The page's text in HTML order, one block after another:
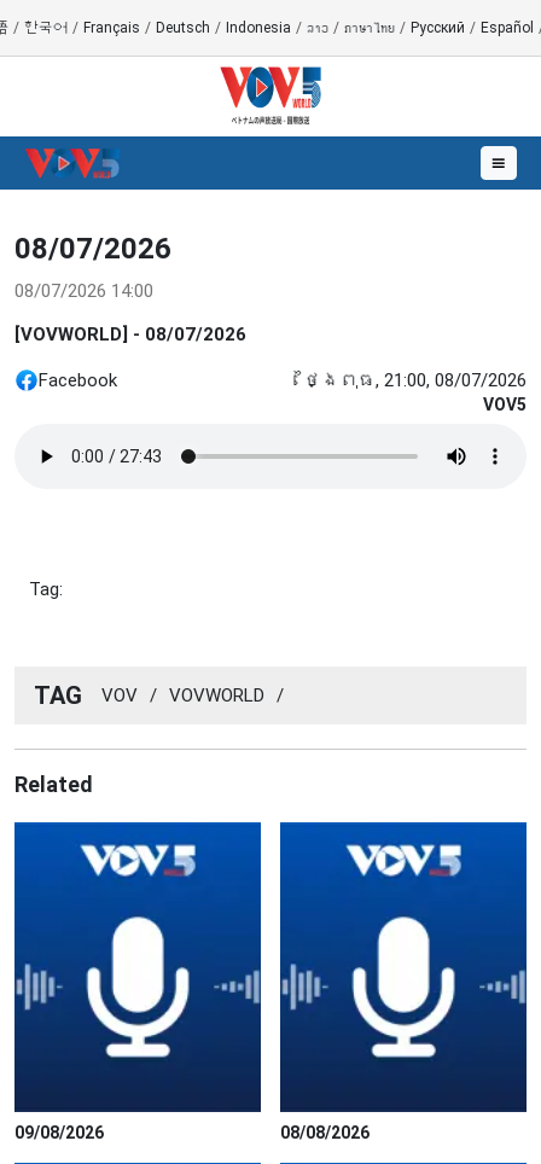
/ 한국어 / Français / Deutsch / Indonesia / ລາວ / ภาษาไทย / Русский / Español
☰
08/07/2026
08/07/2026 14:00
[VOVWORLD] - 08/07/2026
Facebook ថ្ងៃពុធ, 21:00, 08/07/2026
VOV5
Tag:
TAG VOV / VOVWORLD /
Related
09/08/2026 08/08/2026